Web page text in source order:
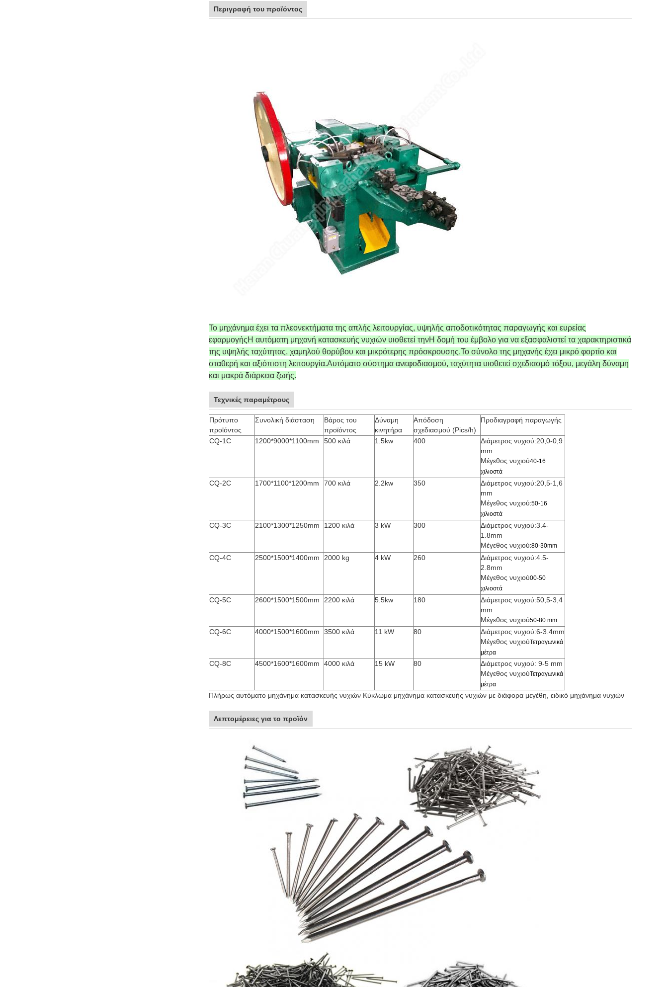
Περιγραφή του προϊόντος
Το μηχάνημα έχει τα πλεονεκτήματα της απλής λειτουργίας, υψηλής αποδοτικότητας παραγωγής και ευρείας
εφαρμογήςΗ αυτόματη μηχανή κατασκευής νυχιών υιοθετεί τηνΗ δομή του έμβολο για να εξασφαλιστεί τα χαρακτηριστικά
της υψηλής ταχύτητας, χαμηλού θορύβου και μικρότερης πρόσκρουσης.Το σύνολο της μηχανής έχει μικρό φορτίο και
σταθερή και αξιόπιστη λειτουργία.Αυτόματο σύστημα ανεφοδιασμού, ταχύτητα υιοθετεί σχεδιασμό τόξου, μεγάλη δύναμη
και μακρά διάρκεια ζωής.
Τεχνικές παραμέτρους
Πρότυπο
προϊόντος
Συνολική διάσταση
Βάρος του
προϊόντος
Δύναμη
κινητήρα
Απόδοση
σχεδιασμού (Pics/h)
Προδιαγραφή παραγωγής
CQ-1C 1200*9000*1100mm 500 κιλά 1.5kw 400
Διάμετρος νυχιού:20,0-0,9
mm
Μέγεθος νυχιού40-16
χιλιοστά
CQ-2C 1700*1100*1200mm 700 κιλά 2.2kw 350
Διάμετρος νυχιού:20,5-1,6
mm
Μέγεθος νυχιού:50-16
χιλιοστά
CQ-3C 2100*1300*1250mm 1200 κιλά 3 kW 300
Διάμετρος νυχιού:3.4-
1.8mm
Μέγεθος νυχιού:80-30mm
CQ-4C 2500*1500*1400mm 2000 kg 4 kW 260
Διάμετρος νυχιού:4.5-
2.8mm
Μέγεθος νυχιού00-50
χιλιοστά
CQ-5C 2600*1500*1500mm 2200 κιλά 5.5kw 180
Διάμετρος νυχιού:50,5-3,4
mm
Μέγεθος νυχιού50-80 mm
CQ-6C 4000*1500*1600mm 3500 κιλά 11 kW 80
Διάμετρος νυχιού:6-3.4mm
Μέγεθος νυχιούΤετραγωνικά
μέτρα
CQ-8C 4500*1600*1600mm 4000 κιλά 15 kW 80
Διάμετρος νυχιού: 9-5 mm
Μέγεθος νυχιούΤετραγωνικά
μέτρα
Πλήρως αυτόματο μηχάνημα κατασκευής νυχιών Κύκλωμα μηχάνημα κατασκευής νυχιών με διάφορα μεγέθη, ειδικό μηχάνημα νυχιών
Λεπτομέρειες για το προϊόν